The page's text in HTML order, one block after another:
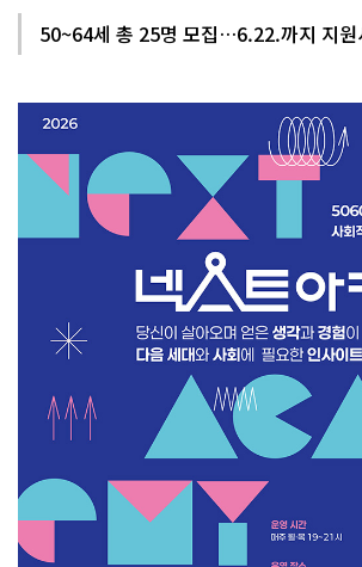
50~64세 총 25명 모집…6.22.까지 지원